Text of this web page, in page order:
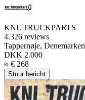
KNL TRUCKPARTS
4.326 reviews
Tappernøje, Denemarken
DKK 2.000
≈ € 268
Stuur bericht